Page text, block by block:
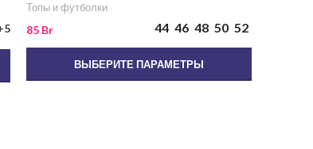
Топы и футболки
85 Br 44 46 48 50 52
ВЫБЕРИТЕ ПАРАМЕТРЫ